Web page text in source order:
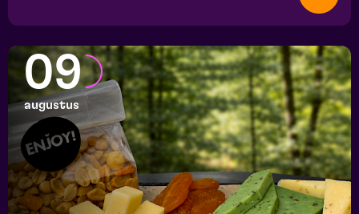
09
augustus